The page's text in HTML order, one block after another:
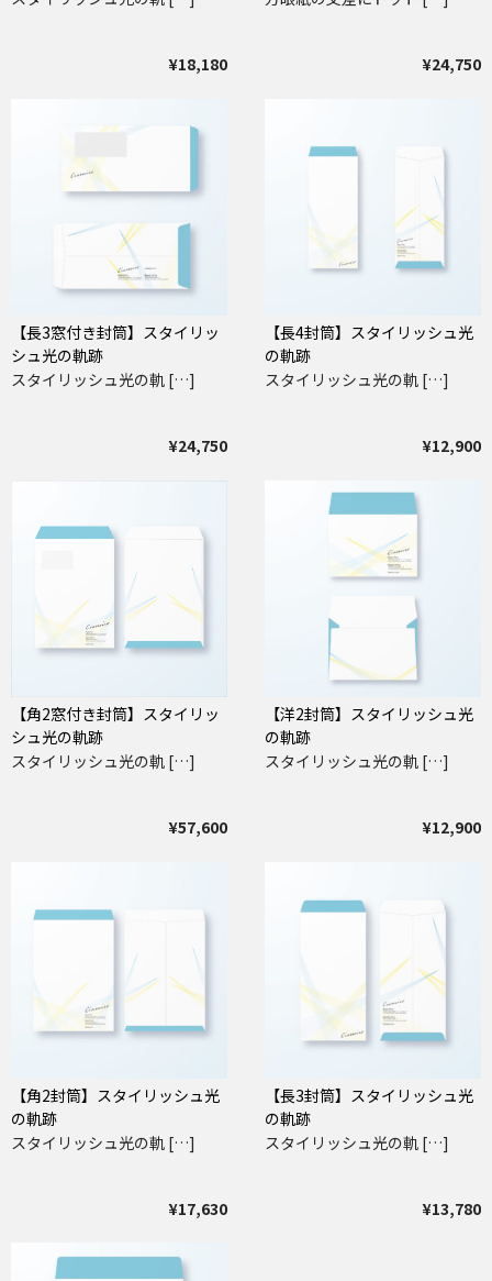
¥18,180 ¥24,750
【長3窓付き封筒】スタイリッ
シュ光の軌跡
スタイリッシュ光の軌 […]
¥24,750
【長4封筒】スタイリッシュ光
の軌跡
スタイリッシュ光の軌 […]
¥12,900
【角2窓付き封筒】スタイリッ
シュ光の軌跡
スタイリッシュ光の軌 […]
¥57,600
【洋2封筒】スタイリッシュ光
の軌跡
スタイリッシュ光の軌 […]
¥12,900
【角2封筒】スタイリッシュ光
の軌跡
スタイリッシュ光の軌 […]
¥17,630
【長3封筒】スタイリッシュ光
の軌跡
スタイリッシュ光の軌 […]
¥13,780